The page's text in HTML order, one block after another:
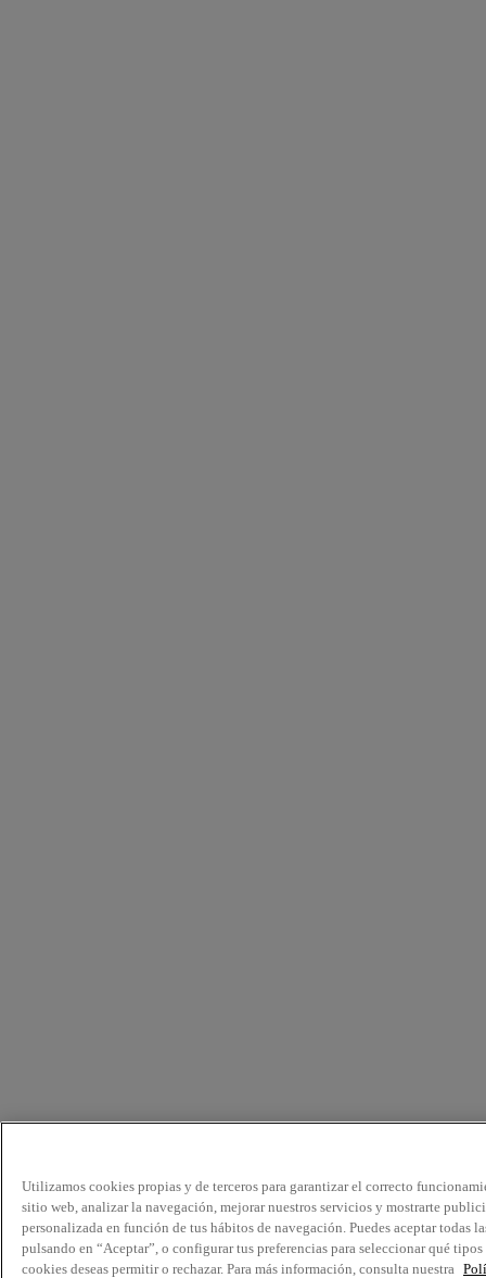
Utilizamos cookies propias y de terceros para garantizar el correcto
sitio web, analizar la navegación, mejorar nuestros servicios y mostrarte
personalizada en función de tus hábitos de navegación. Puedes aceptar todas
pulsando en “Aceptar”, o configurar tus preferencias para seleccionar qué tipos
cookies deseas permitir o rechazar. Para más información, consulta nuestra